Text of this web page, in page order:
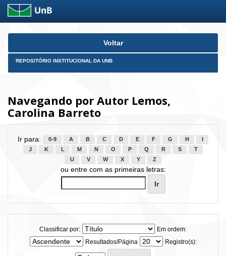
Skip
Voltar
REPOSITÓRIO INSTITUCIONAL DA UNB
Navegando por Autor Lemos,
Carolina Barreto
Ir para: 0-9 A B C D E F G H
J
K L M N O P Q R S
T
U
V W X Y Z
ou entre com as primeiras letras:
Classificar por:
Em ordem:
Resultados/Página
Registro(s):